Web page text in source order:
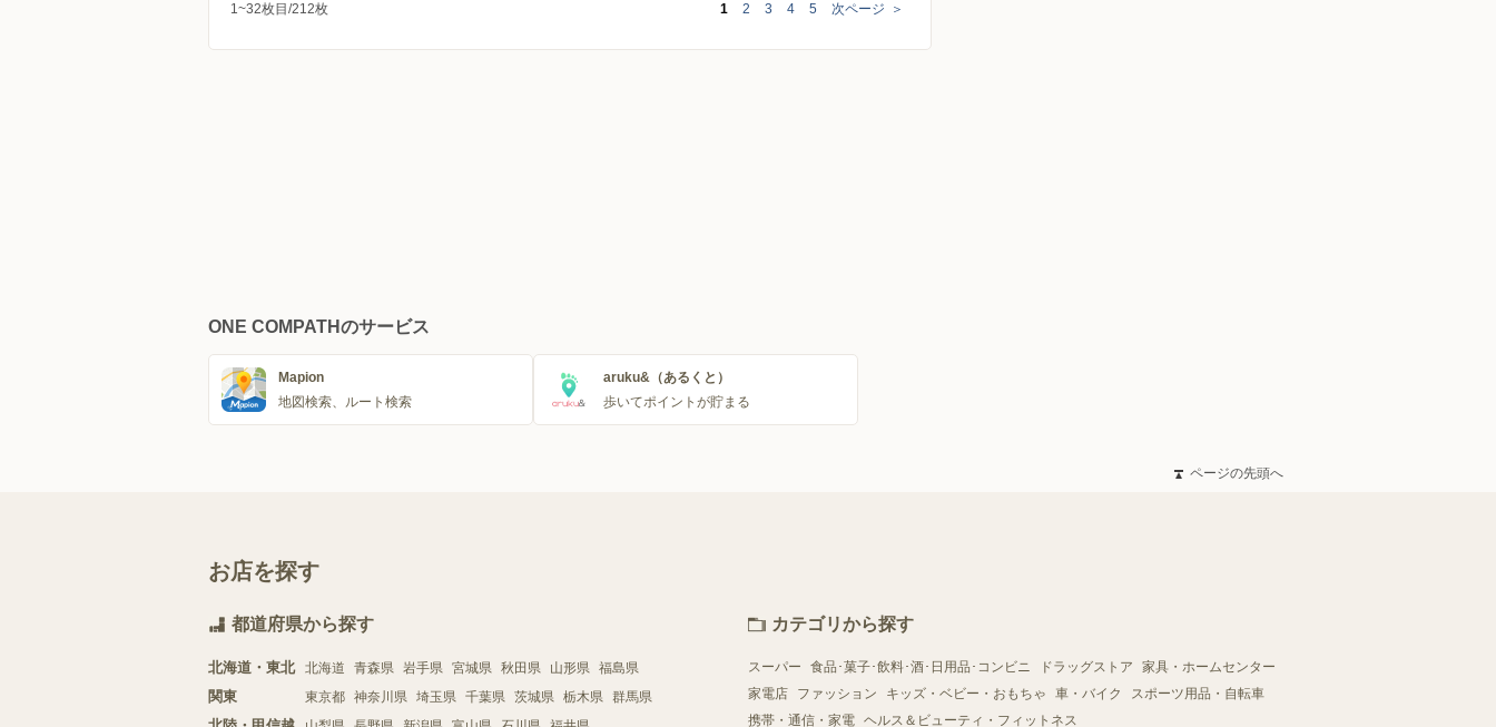
1~32枚目/212枚 1 2 3 4 5 次ページ ＞
ONE COMPATHのサービス
Mapion
地図検索、ルート検索
aruku&（あるくと）
歩いてポイントが貯まる
ページの先頭へ
お店を探す
都道府県から探す
北海道・東北 北海道 青森県 岩手県 宮城県 秋田県 山形県 福島県
関東 東京都 神奈川県 埼玉県 千葉県 茨城県 栃木県 群馬県
カテゴリから探す
スーパー 食品･菓子･飲料･酒･日用品･コンビニ ドラッグストア
家具・ホームセンター
家電店
ファッション キッズ・ベビー・おもちゃ 車・バイク
スポーツ用品・自転車
携帯・通信・家電 ヘルス＆ビューティ・フィットネス